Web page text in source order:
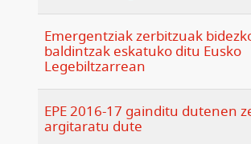
Emergentziak zerbitzuak
baldintzak eskatuko ditu Eusko
Legebiltzarrean
EPE 2016-17 gainditu dutenen
argitaratu dute